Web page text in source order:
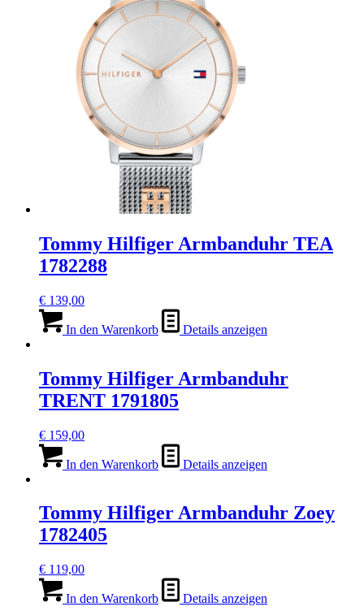
Tommy Hilfiger Armbanduhr TEA
1782288
€ 139,00
In den Warenkorb Details anzeigen
Tommy Hilfiger Armbanduhr
TRENT 1791805
€ 159,00
In den Warenkorb Details anzeigen
Tommy Hilfiger Armbanduhr Zoey
1782405
€ 119,00
In den Warenkorb Details anzeigen